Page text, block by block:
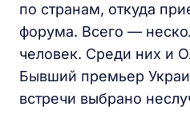
по странам, откуда
форума. Всего —
человек. Среди них и
Бывший премьер
встречи выбрано